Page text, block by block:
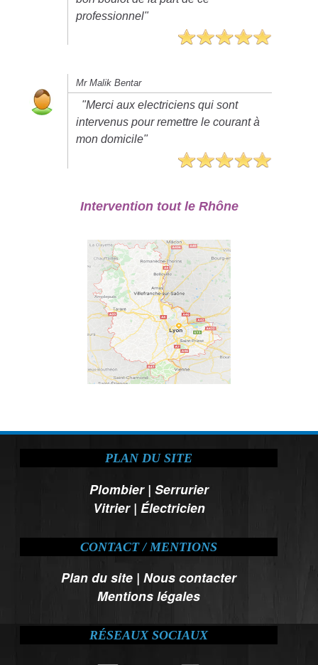
professionnel"
Mr Malik Bentar
"Merci aux electriciens qui sont
intervenus pour remettre le courant à
mon domicile"
Intervention tout le Rhône
PLAN DU SITE
Plombier| Serrurier
Vitrier| Électricien
CONTACT / MENTIONS
Plan du site |Nous contacter
Mentions légales
RÉSEAUX SOCIAUX